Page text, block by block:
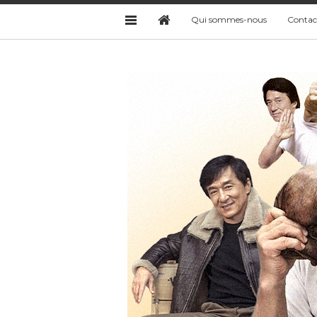
Qui sommes-nous